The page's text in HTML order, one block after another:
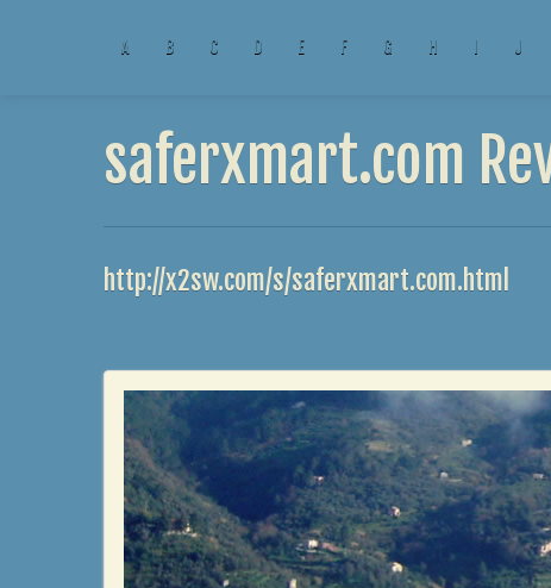
A B C D E F G H I J
saferxmart.com
http://x2sw.com/s/saferxmart.com.html